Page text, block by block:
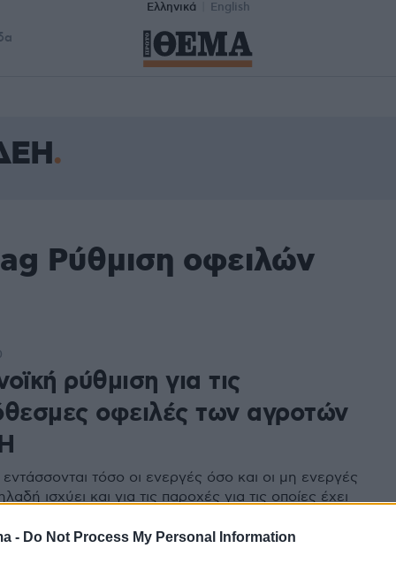
- Do Not Process My Personal Information
Ελληνικά English
Ρύθμιση οφειλών
ρύθμιση για τις
οφειλές των αγροτών
τόσο οι ενεργές όσο και οι μη ενεργές
ισχύει και για τις παροχές για τις οποίες έχει